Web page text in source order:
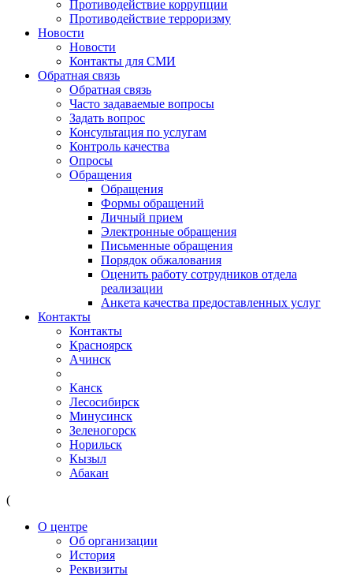
Противодействие коррупции
Противодействие терроризму
Новости
Новости
Контакты для СМИ
Обратная связь
Обратная связь
Часто задаваемые вопросы
Задать вопрос
Консультация по услугам
Контроль качества
Опросы
Обращения
Обращения
Формы обращений
Личный прием
Электронные обращения
Письменные обращения
Порядок обжалования
Оценить работу сотрудников отдела
реализации
Анкета качества предоставленных услуг
Контакты
Контакты
Красноярск
Ачинск
Канск
Лесосибирск
Минусинск
Зеленогорск
Норильск
Кызыл
Абакан
(
О центре
Об организации
История
Реквизиты